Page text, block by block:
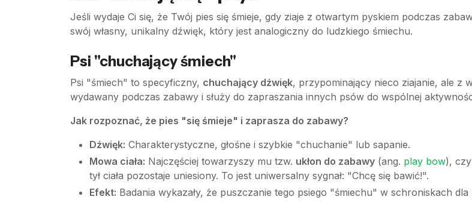
Jeśli wydaje Ci się, że Twój pies się śmieje, gdy ziaje z otwartym pyskiem podczas
swój własny, unikalny dźwięk, który jest analogiczny do ludzkiego śmiechu.
Psi "chuchający śmiech"
Psi "śmiech" to specyficzny, chuchający dźwięk, przypominający nieco ziajanie, ale z
wydawany podczas zabawy i służy do zapraszania innych psów do wspólnej
Jak rozpoznać, że pies "się śmieje" i zaprasza do zabawy?
Dźwięk: Charakterystyczne, głośne i szybkie "chuchanie" lub sapanie.
Mowa ciała: Najczęściej towarzyszy mu tzw. ukłon do zabawy (ang. play bow),
tył ciała pozostaje uniesiony. To jest uniwersalny sygnał: "Chcę się bawić!".
Efekt: Badania wykazały, że puszczanie tego psiego "śmiechu" w schroniskach